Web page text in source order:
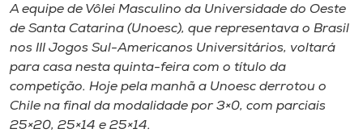
Unoesc
Store
Selecione
o idioma
A equipe de Vôlei Masculino da Universidade do Oeste
de Santa Catarina (Unoesc), que representava o Brasil
nos III Jogos Sul-Americanos Universitários, voltará
para casa nesta quinta-feira com o título da
competição. Hoje pela manhã a Unoesc derrotou o
Chile na final da modalidade por 3×0, com parciais
25×20, 25×14 e 25×14.